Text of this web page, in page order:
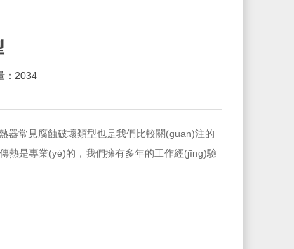
：2034
器常見腐蝕破壞類型也是我們比較關(guān)注的
沃傳熱是專業(yè)的，我們擁有多年的工作經(jīng)驗